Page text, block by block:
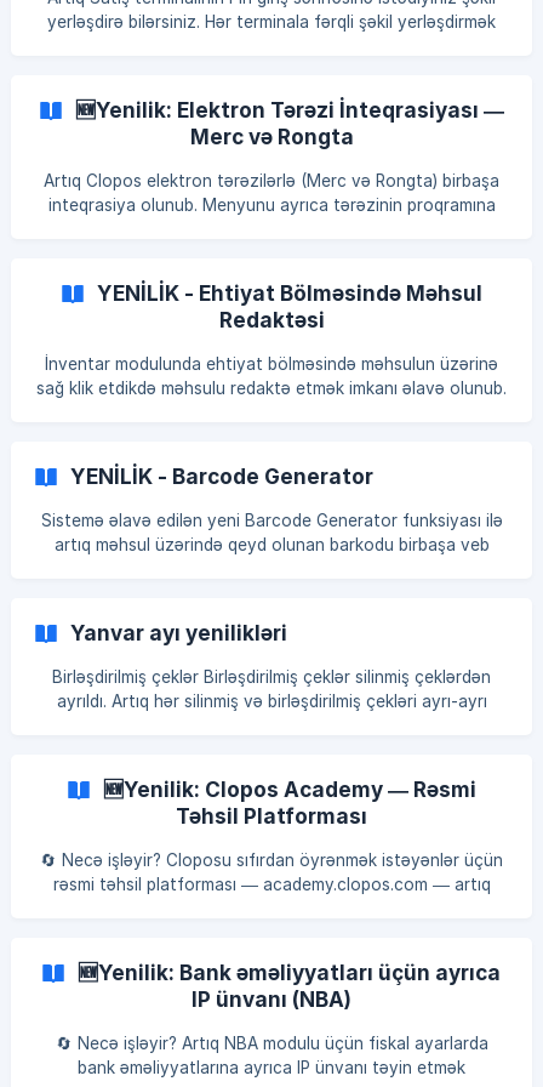
yerləşdirə bilərsiniz. Hər terminala fərqli şəkil yerləşdirmək
fon şəklinin dəyişdirilməsi
🆕Yenilik: Elektron Tərəzi İnteqrasiyası —
Merc və Rongta
Artıq Clopos elektron tərəzilərlə (Merc və Rongta) birbaşa
inteqrasiya olunub. Menyunu ayrıca tərəzinin proqramına
İstifadəçi sadəcə Back Office-də məhsulu əlavə edir və
modul ayarlarından kateqoriya / etiket / şöbə seçir — qalan
hər şeyi sistem özü edir: 📤 Menyu avtomatik olaraq
tərəziyə göndərilir 🔢 PLU kodu avtomatik generasiya olunur
— əl ilə daxil etməyə ehtiyac yoxdur
YENİLİK - Ehtiyat Bölməsində Məhsul
Redaktəsi
İnventar modulunda ehtiyat bölməsində məhsulun üzərinə
sağ klik etdikdə məhsulu redaktə etmək imkanı əlavə olunub.
səhifəsini tərk etmədən məhsul məlumatlarını rahatlıqla
redaktə edə bilərsiniz. Gələcək yeniləmələrdə daha çox
məlumat sahələrinin redaktəsi də dəstəklənəcək.
YENİLİK - Barcode Generator
Sistemə əlavə edilən yeni Barcode Generator funksiyası ilə
artıq məhsul üzərində qeyd olunan barkodu birbaşa veb
saxlanılan tək bir barkod dəyəri veb interfeys üzərindən çap
edilə bilir. **Sadə və rahat istifadə: **Bu, fiziki etiketləmə
proseslərini sadələşdirir və məhsulların satışa və ya
anbardakı yerləşdirilməsi
Yanvar ayı yenilikləri
Birləşdirilmiş çeklər Birləşdirilmiş çeklər silinmiş çeklərdən
ayrıldı. Artıq hər silinmiş və birləşdirilmiş çekləri ayrı-ayrı
Məhsullar bölməsində Toplu dəyiş funksiyasını istifadə
edərək seçilmiş məhsullara görə** **Xidmət haqqının tətbiq
olunub-olunmyacağın
🆕Yenilik: Clopos Academy — Rəsmi
Təhsil Platforması
🔄 Necə işləyir? Cloposu sıfırdan öyrənmək istəyənlər üçün
rəsmi təhsil platforması — academy.clopos.com — artıq
Clopos modulları üzrə video və yazılı dərslər. 📅 Təlim
qeydiyyatı — Qrup, fərdi və vebinar formatlarından birini
seçib platformadan birbaşa qeydiyyatdan keçin. 📝 İmtahan
📜 İmtahanı
🆕Yenilik: Bank əməliyyatları üçün ayrıca
IP ünvanı (NBA)
🔄 Necə işləyir? Artıq NBA modulu üçün fiskal ayarlarda
bank əməliyyatlarına ayrıca IP ünvanı təyin etmək